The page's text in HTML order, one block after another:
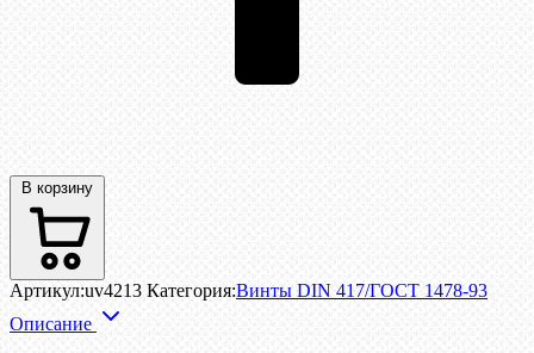
В корзину
Артикул:uv4213 Категория:Винты DIN 417/ГОСТ 1478-93
Описание